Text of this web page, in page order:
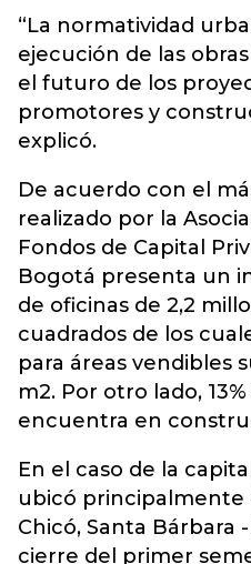
“La normatividad
ejecución de las
el futuro de los
promotores y
explicó.
De acuerdo con el
realizado por la
Fondos de Capital
Bogotá presenta un
de oficinas de 2,2
cuadrados de los
para áreas vendibles
m2. Por otro lado,
encuentra en
En el caso de la
ubicó principalmente
Chicó, Santa Bárbara
cierre del primer